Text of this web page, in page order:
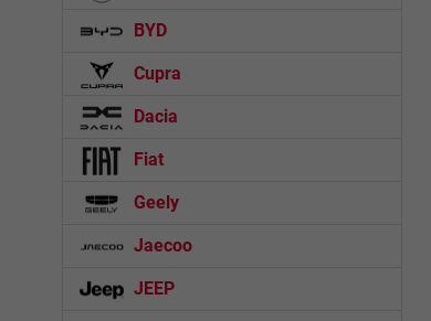
BYD
Cupra
Dacia
Fiat
Geely
Jaecoo
JEEP